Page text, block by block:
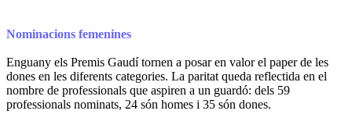
Nominacions femenines
Enguany els Premis Gaudí tornen a posar en valor el paper de les
dones en les diferents categories. La paritat queda reflectida en el
nombre de professionals que aspiren a un guardó: dels 59
professionals nominats, 24 són homes i 35 són dones.